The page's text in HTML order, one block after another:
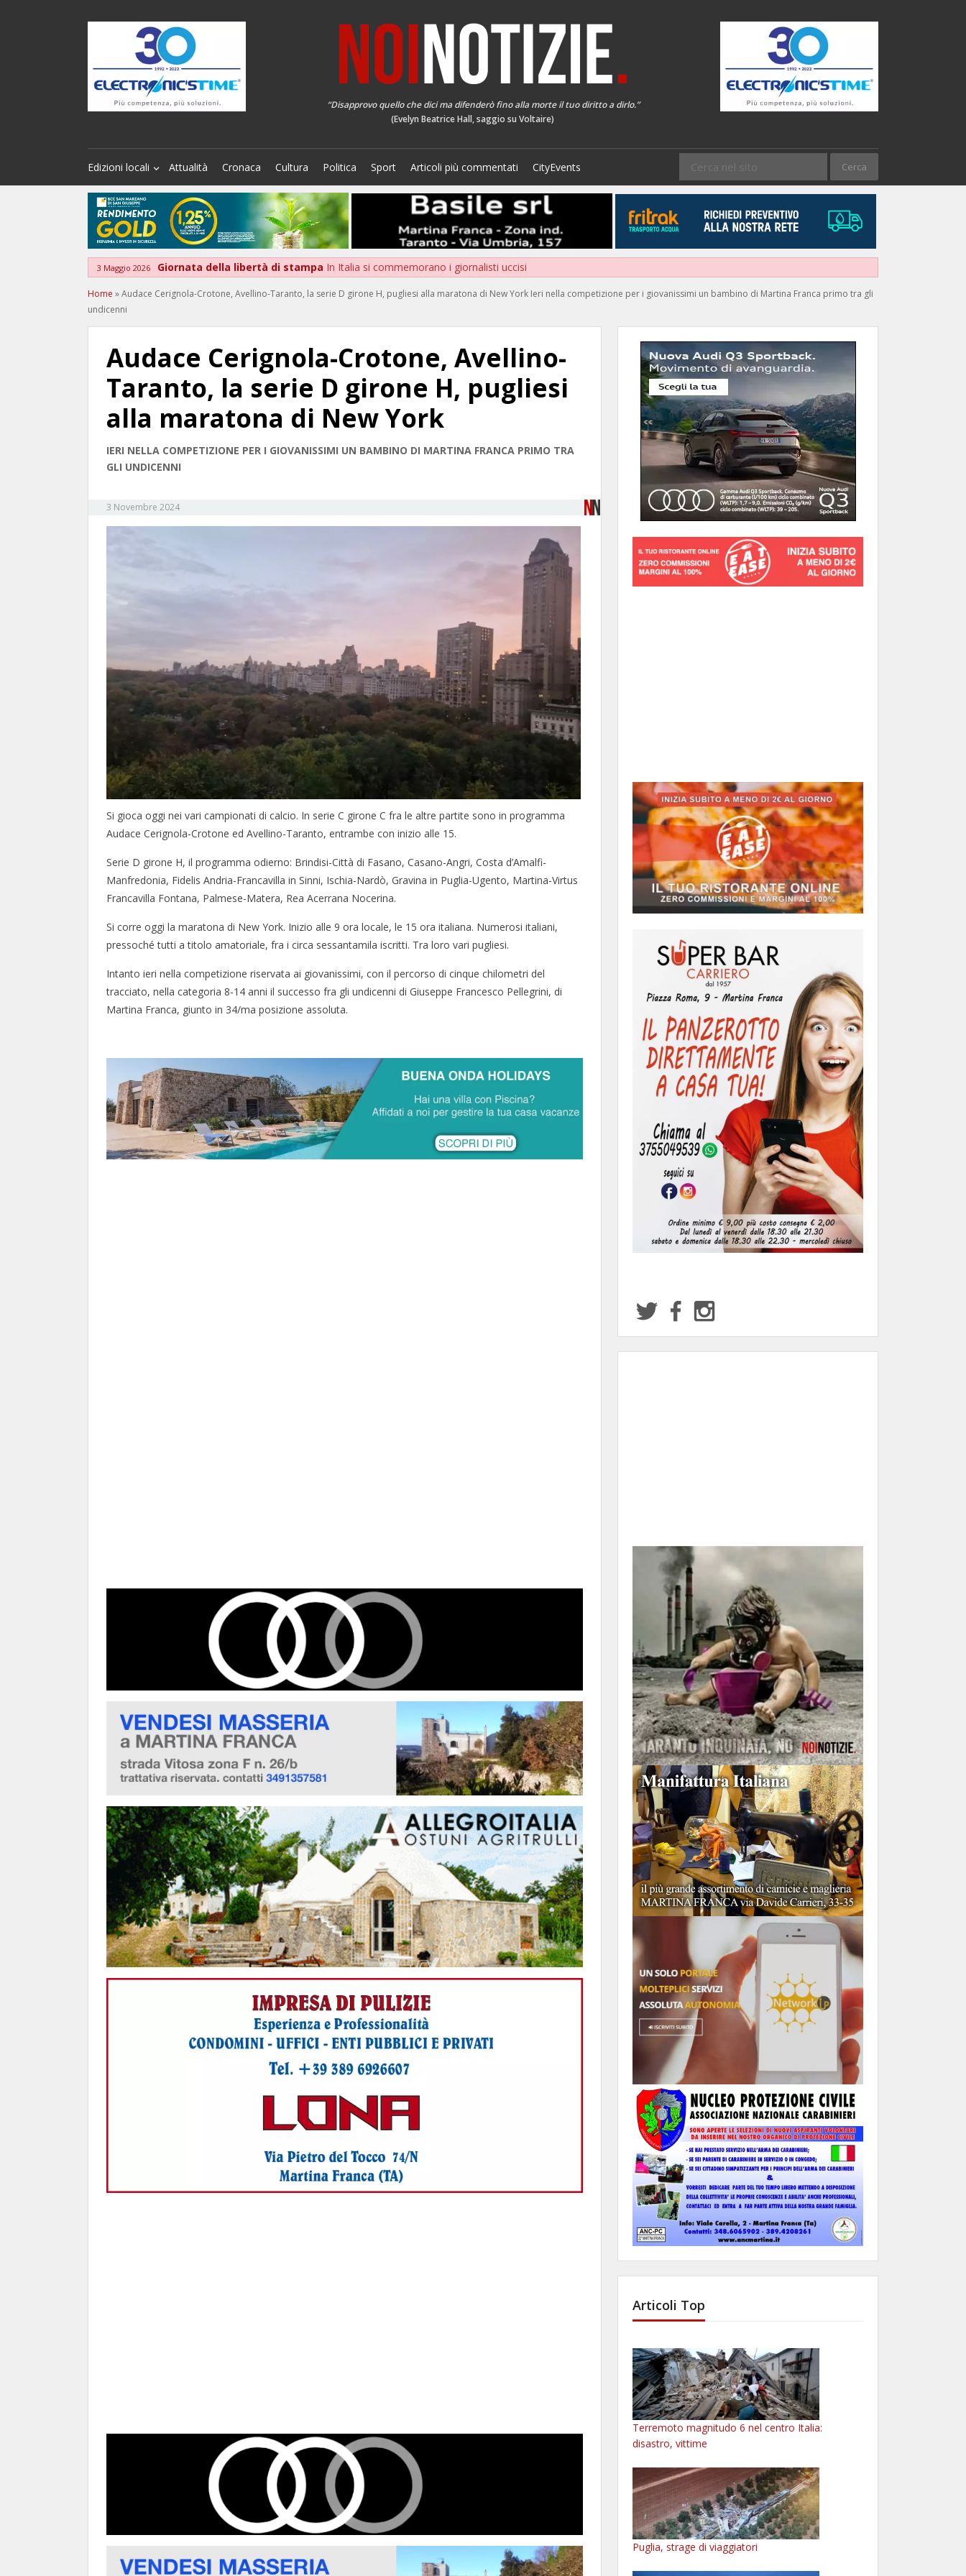
“Disapprovo quello che dici ma difenderò fino alla morte il tuo diritto a dirlo.”
(Evelyn Beatrice Hall, saggio su Voltaire)
Edizioni locali Attualità Cronaca Cultura Politica Sport Articoli più commentati CityEvents
3 Maggio 2026 Giornata della libertà di stampa In Italia si commemorano i giornalisti uccisi
Home »Audace Cerignola-Crotone, Avellino-Taranto, la serie D girone H, pugliesi alla maratona di New York Ieri nella competizione per i giovanissimi un bambino di Martina Franca primo tra gli
undicenni
Audace Cerignola-Crotone, Avellino-
Taranto, la serie D girone H, pugliesi
alla maratona di New York
IERI NELLA COMPETIZIONE PER I GIOVANISSIMI UN BAMBINO DI MARTINA FRANCA PRIMO TRA
GLI UNDICENNI
3 Novembre 2024
Si gioca oggi nei vari campionati di calcio. In serie C girone C fra le altre partite sono in programma
Audace Cerignola-Crotone ed Avellino-Taranto, entrambe con inizio alle 15.
Serie D girone H, il programma odierno: Brindisi-Città di Fasano, Casano-Angri, Costa d’Amalfi-
Manfredonia, Fidelis Andria-Francavilla in Sinni, Ischia-Nardò, Gravina in Puglia-Ugento, Martina-Virtus
Francavilla Fontana, Palmese-Matera, Rea Acerrana Nocerina.
Si corre oggi la maratona di New York. Inizio alle 9 ora locale, le 15 ora italiana. Numerosi italiani,
pressoché tutti a titolo amatoriale, fra i circa sessantamila iscritti. Tra loro vari pugliesi.
Intanto ieri nella competizione riservata ai giovanissimi, con il percorso di cinque chilometri del
tracciato, nella categoria 8-14 anni il successo fra gli undicenni di Giuseppe Francesco Pellegrini, di
Martina Franca, giunto in 34/ma posizione assoluta.
Articoli Top
Terremoto magnitudo 6 nel centro Italia:
disastro, vittime
Puglia, strage di viaggiatori